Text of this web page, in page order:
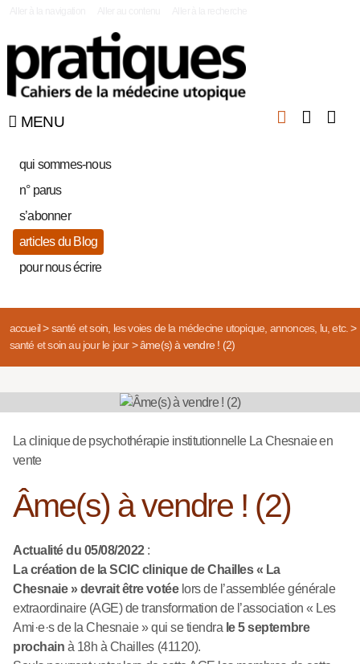
MENU
qui sommes-nous
n° parus
s’abonner
articles du Blog
pour nous écrire
accueil> santé et soin, les voies de la médecine utopique, annonces, lu, etc.>
santé et soin au jour le jour> âme(s) à vendre ! (2)
La clinique de psychothérapie institutionnelle La Chesnaie en
vente
Âme(s) à vendre ! (2)
Actualité du 05/08/2022:
La création de la SCIC clinique de Chailles « La
Chesnaie » devrait être votéelors de l’assemblée générale
extraordinaire (AGE) de transformation de l’association « Les
Ami·e·s de la Chesnaie » qui se tiendra le 5 septembre
prochain à 18h à Chailles (41120).